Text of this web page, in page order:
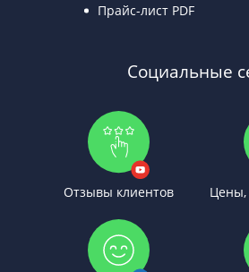
Прайс-лист PDF
Социальные
Отзывы клиентов Цены,